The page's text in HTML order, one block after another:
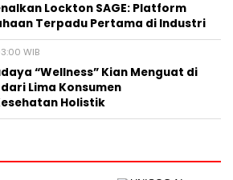
Lockton SAGE: Platform
Terpadu Pertama di Industri
WIB
“Wellness” Kian Menguat di
Lima Konsumen
Holistik